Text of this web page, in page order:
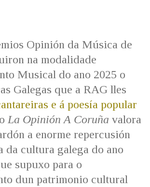
BAZÁN
60 ANOS DLG
PRIMAVERA DAS LETRAS
PORTAL DAS PALABRAS
Opinión da Música de
na modalidade
Musical do ano 2025 o
Galegas que a RAG lles
e á poesía popular
La Opinión A Coruña valora
a enorme repercusión
da cultura galega do ano
supuxo para o
dun patrimonio cultural